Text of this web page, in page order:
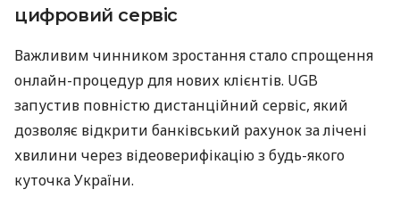
цифровий сервіс
Важливим чинником зростання стало спрощення
онлайн-процедур для нових клієнтів. UGB
запустив повністю дистанційний сервіс, який
дозволяє відкрити банківський рахунок за лічені
хвилини через відеоверифікацію з будь-якого
куточка України.